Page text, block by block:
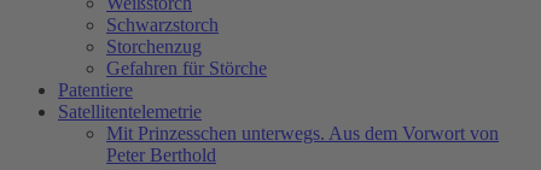
Schwarzstorch
Storchenzug
Gefahren für Störche
Patentiere
Satellitentelemetrie
Mit Prinzesschen unterwegs. Aus dem Vorwort von
Peter Berthold